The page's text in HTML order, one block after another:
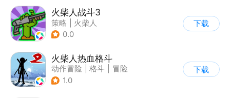
火柴人战斗3
策略
火柴人
| 指动网络
0.0
下载
火柴人热血格斗
动作冒险 格斗
冒险
| 火柴人
1.0
下载